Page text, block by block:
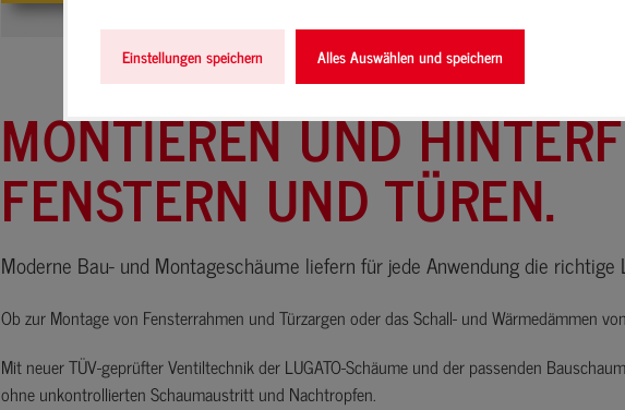
Einstellungen speichern Alles Auswählen und speichern
MONTIEREN UND
FENSTERN UND TÜREN.
Moderne Bau- und Montageschäume liefern für jede Anwendung die richtige
Ob zur Montage von Fensterrahmen und Türzargen oder das Schall- und Wärmedämmen
Mit neuer TÜV-geprüfter Ventiltechnik der LUGATO-Schäume und der passenden
ohne unkontrollierten Schaumaustritt und Nachtropfen.